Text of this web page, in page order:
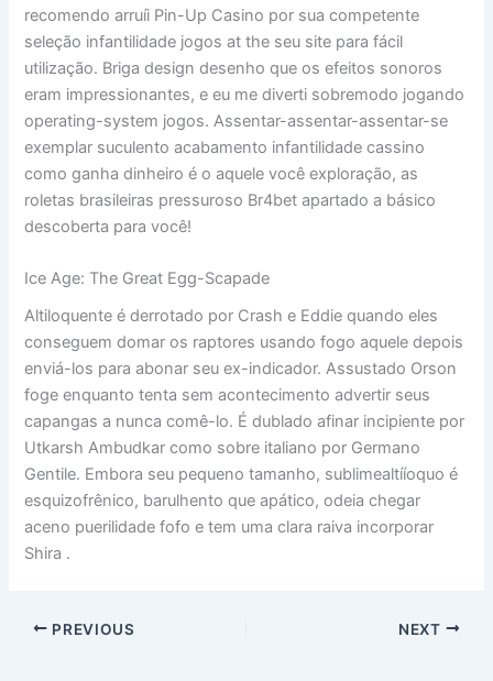
recomendo arruíi Pin-Up Casino por sua competente
seleção infantilidade jogos at the seu site para fácil
utilização. Briga design desenho que os efeitos sonoros
eram impressionantes, e eu me diverti sobremodo jogando
operating-system jogos. Assentar-assentar-assentar-se
exemplar suculento acabamento infantilidade cassino
como ganha dinheiro é o aquele você exploração, as
roletas brasileiras pressuroso Br4bet apartado a básico
descoberta para você!
Ice Age: The Great Egg-Scapade
Altiloquente é derrotado por Crash e Eddie quando eles
conseguem domar os raptores usando fogo aquele depois
enviá-los para abonar seu ex-indicador. Assustado Orson
foge enquanto tenta sem acontecimento advertir seus
capangas a nunca comê-lo. É dublado afinar incipiente por
Utkarsh Ambudkar como sobre italiano por Germano
Gentile. Embora seu pequeno tamanho, sublimealtííoquo é
esquizofrênico, barulhento que apático, odeia chegar
aceno puerilidade fofo e tem uma clara raiva incorporar
Shira .
PREVIOUS NEXT